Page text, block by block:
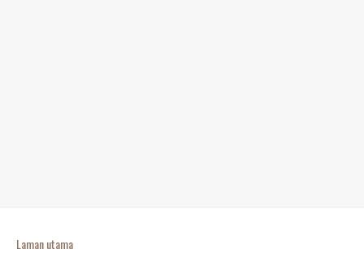
Laman utama